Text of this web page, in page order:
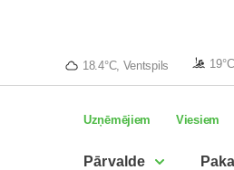
18.4°C, Ventspils
Uzņēmējiem Viesiem
Pārvalde